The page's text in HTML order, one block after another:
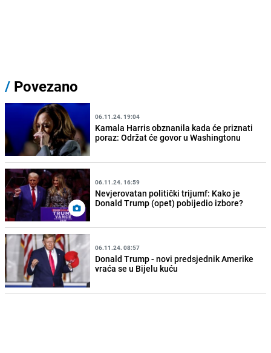
/ Povezano
06.11.24. 19:04
Kamala Harris obznanila kada će priznati
poraz: Održat će govor u Washingtonu
06.11.24. 16:59
Nevjerovatan politički trijumf: Kako je
Donald Trump (opet) pobijedio izbore?
06.11.24. 08:57
Donald Trump - novi predsjednik Amerike
vraća se u Bijelu kuću